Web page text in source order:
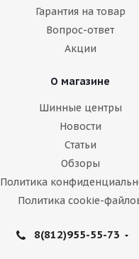
Гарантия на товар
Вопрос-ответ
Акции
О магазине
Шинные центры
Новости
Статьи
Обзоры
Политика
Политика cookie-
8(812)955-55-73